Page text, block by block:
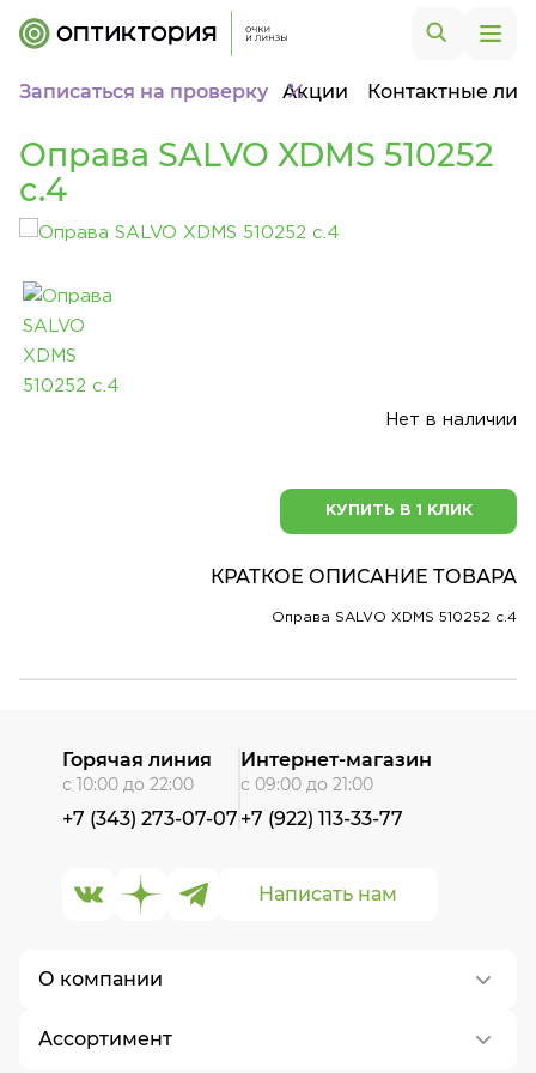
Записаться на проверку Акции Контактные
Оправа SALVO XDMS 510252
c.4
Нет в наличии
КУПИТЬ В 1 КЛИК
КРАТКОЕ ОПИСАНИЕ ТОВАРА
Оправа SALVO XDMS 510252 c.4
О компании
О нас
Ассортимент
Написать нам
Горячая линия
с 10:00 до 22:00
+7 (343) 273-07-07
Интернет-магазин
с 09:00 до 21:00
+7 (922) 113-33-77